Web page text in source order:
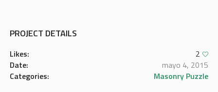
PROJECT DETAILS
Likes:
2
Date:
mayo 4, 2015
Categories:
Masonry Puzzle